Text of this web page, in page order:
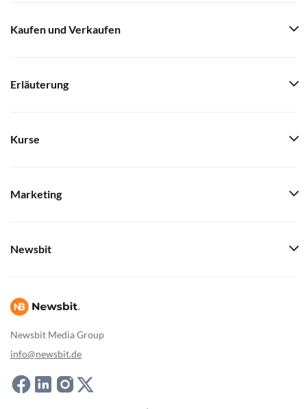
Newsbit Media Group
info@newsbit.de
Kaufen und Verkaufen
Erläuterung
Kurse
Marketing
Newsbit